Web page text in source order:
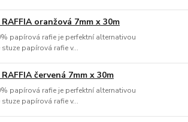
oranžová 7mm x 30m
papírová rafie je perfektní alternativou
papírová rafie v...
červená 7mm x 30m
papírová rafie je perfektní alternativou
papírová rafie v...